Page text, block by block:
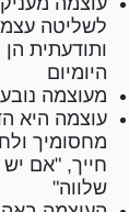
לשליטה
ותודעתית הן
היומיום
מעוצמה
עוצמה היא
מחסומיך
חייך, "אם
שלווה"